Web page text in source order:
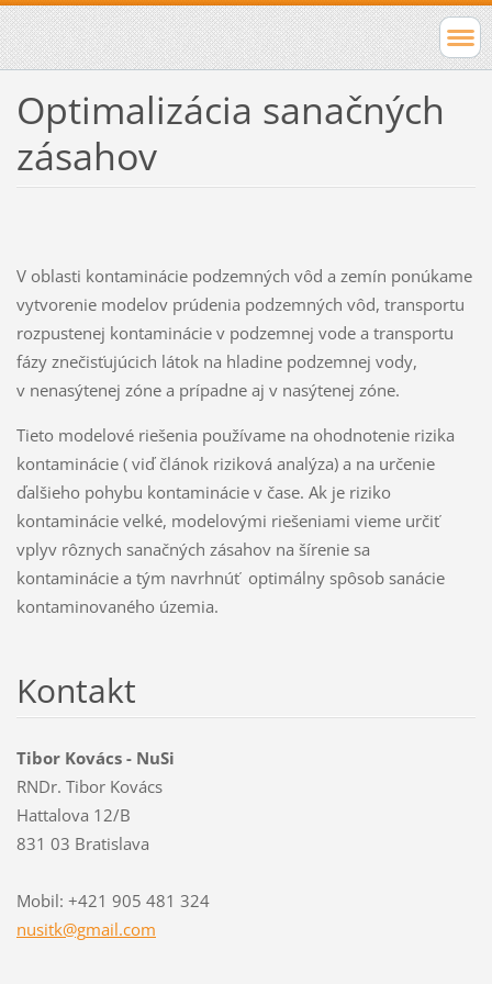
Optimalizácia sanačných
zásahov
V oblasti kontaminácie podzemných vôd a zemín ponúkame
vytvorenie modelov prúdenia podzemných vôd, transportu
rozpustenej kontaminácie v podzemnej vode a transportu
fázy znečisťujúcich látok na hladine podzemnej vody,
v nenasýtenej zóne a prípadne aj v nasýtenej zóne.
Tieto modelové riešenia používame na ohodnotenie rizika
kontaminácie ( viď článok riziková analýza) a na určenie
ďalšieho pohybu kontaminácie v čase. Ak je riziko
kontaminácie velké, modelovými riešeniami vieme určiť
vplyv rôznych sanačných zásahov na šírenie sa
kontaminácie a tým navrhnúť optimálny spôsob sanácie
kontaminovaného územia.
Kontakt
Tibor Kovács - NuSi
RNDr. Tibor Kovács
Hattalova 12/B
831 03 Bratislava
Mobil: +421 905 481 324
nusitk@gmail.com